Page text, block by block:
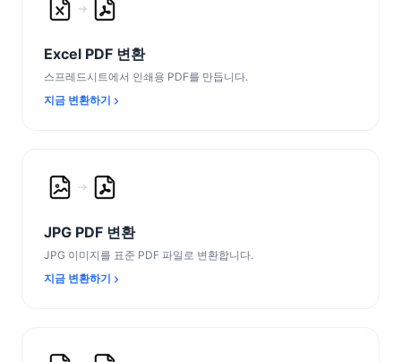
Excel PDF 변환
스프레드시트에서 인쇄용 PDF를 만듭니다.
지금 변환하기
JPG PDF 변환
JPG 이미지를 표준 PDF 파일로 변환합니다.
지금 변환하기